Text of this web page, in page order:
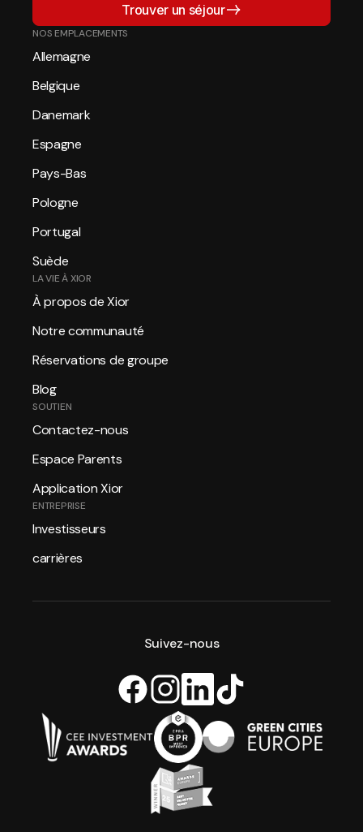
NOS EMPLACEMENTS
Allemagne
Belgique
Danemark
Espagne
Pays-Bas
Pologne
Portugal
Suède
LA VIE À XIOR
À propos de Xior
Notre communauté
Réservations de groupe
Blog
SOUTIEN
Contactez-nous
Espace Parents
Application Xior
ENTREPRISE
Investisseurs
carrières
Trouver un séjour
Suivez-nous